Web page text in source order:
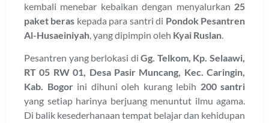
kembali menebar kebaikan dengan menyalurkan 25
paket beras kepada para santri di Pondok Pesantren
Al-Husaeiniyah, yang dipimpin oleh Kyai Ruslan.
Pesantren yang berlokasi diGg. Telkom, Kp. Selaawi,
RT 05 RW 01, Desa Pasir Muncang, Kec. Caringin,
Kab. Bogorini dihuni oleh kurang lebih 200 santri
yang setiap harinya berjuang menuntut ilmu agama.
Di balik kesederhanaan tempat belajar dan kehidupan